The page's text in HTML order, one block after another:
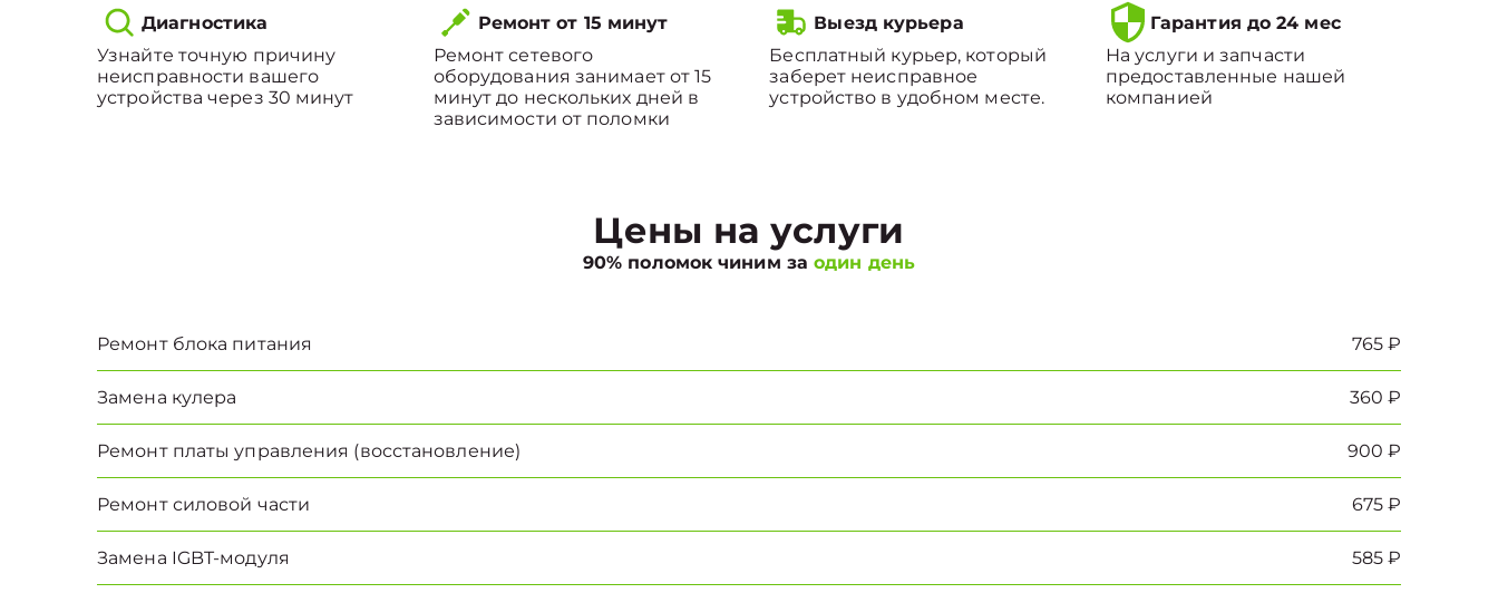
Диагностика
Узнайте точную причину
неисправности вашего
устройства через 30 минут
Ремонт от 15 минут
Ремонт сетевого
оборудования занимает от 15
минут до нескольких дней в
зависимости от поломки
Выезд курьера
Бесплатный курьер, который
заберет неисправное
устройство в удобном месте.
Гарантия до 24 мес
На услуги и запчасти
предоставленные нашей
компанией
Цены на услуги
90% поломок чиним заодин день
Ремонт блока питания 765 ₽
Замена кулера 360 ₽
Ремонт платы управления (восстановление) 900 ₽
Ремонт силовой части 675 ₽
Замена IGBT-модуля 585 ₽